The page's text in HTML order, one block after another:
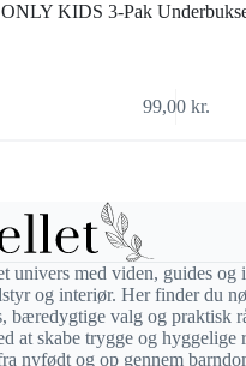
ONLY KIDS 3-Pak
99,00 kr.
univers med viden, guides og
og interiør. Her finder du
bæredygtige valg og praktisk
at skabe trygge og hyggelige
nyfødt og op gennem